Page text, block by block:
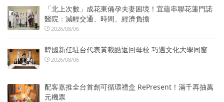
「北上次數」成花東備孕夫妻困境！宜蘊串聯花蓮門諾
醫院：減輕交通、時間、經濟負擔
2026/08/06
韓國新任駐台代表黃載皓返回母校 巧遇文化大學同窗
2026/08/06
配客嘉推全台首創可循環禮盒 RePresent！滿千再抽萬
元機票